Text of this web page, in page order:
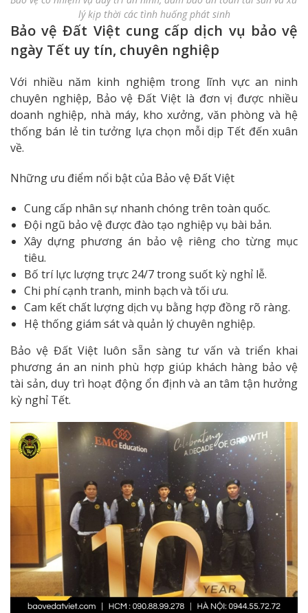
lý kịp thời các tình huống phát sinh
Bảo vệ Đất Việt cung cấp dịch vụ bảo vệ
ngày Tết uy tín, chuyên nghiệp
Với nhiều năm kinh nghiệm trong lĩnh vực an ninh
chuyên nghiệp, Bảo vệ Đất Việt là đơn vị được nhiều
doanh nghiệp, nhà máy, kho xưởng, văn phòng và hệ
thống bán lẻ tin tưởng lựa chọn mỗi dịp Tết đến xuân
về.
Những ưu điểm nổi bật của Bảo vệ Đất Việt
Cung cấp nhân sự nhanh chóng trên toàn quốc.
Đội ngũ bảo vệ được đào tạo nghiệp vụ bài bản.
Xây dựng phương án bảo vệ riêng cho từng mục
tiêu.
Bố trí lực lượng trực 24/7 trong suốt kỳ nghỉ lễ.
Chi phí cạnh tranh, minh bạch và tối ưu.
Cam kết chất lượng dịch vụ bằng hợp đồng rõ ràng.
Hệ thống giám sát và quản lý chuyên nghiệp.
Bảo vệ Đất Việt luôn sẵn sàng tư vấn và triển khai
phương án an ninh phù hợp giúp khách hàng bảo vệ
tài sản, duy trì hoạt động ổn định và an tâm tận hưởng
kỳ nghỉ Tết.